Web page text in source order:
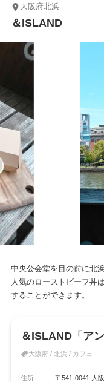
大阪府北浜
＆ISLAND
中央公会堂を目の前に北
人気のローストビーフ丼
することができます。
＆ISLAND「ア
大阪府 / 北浜 / カフェ
住所 〒541-0041 大